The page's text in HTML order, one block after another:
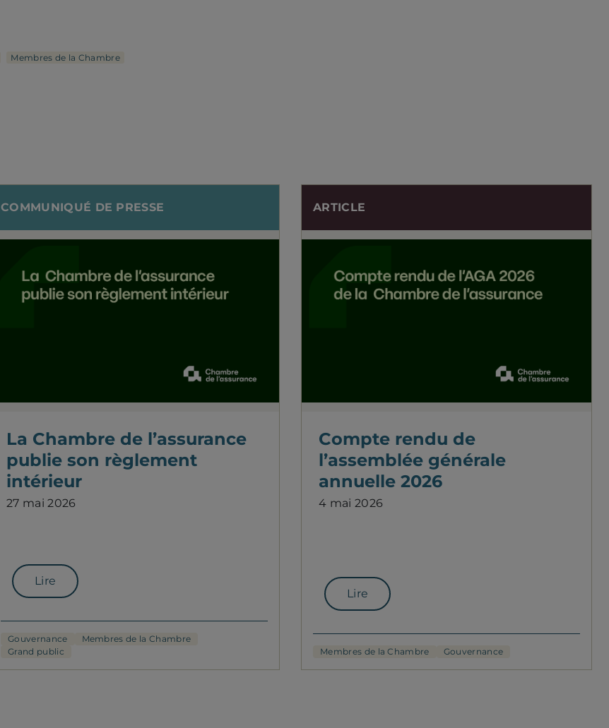
Membres de la Chambre
COMMUNIQUÉ DE PRESSE
La Chambre de l’assurance
publie son règlement
intérieur
27 mai 2026
Lire
Gouvernance
Membres de la Chambre
Grand public
ARTICLE
Compte rendu de
l’assemblée générale
annuelle 2026
4 mai 2026
Lire
Membres de la Chambre Gouvernance